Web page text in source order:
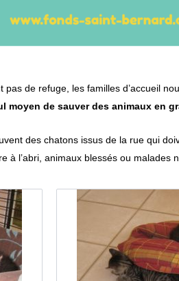
pas de refuge, les familles d’accueil
moyen de sauver des animaux en
des chatons issus de la rue qui
à l’abri, animaux blessés ou malades